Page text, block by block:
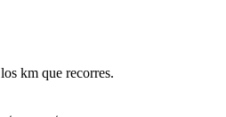
km que recorres.